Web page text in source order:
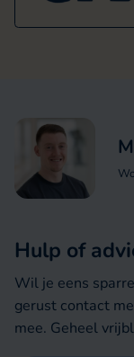
Hulp of
Wil je eens
gerust contact
mee. Geheel